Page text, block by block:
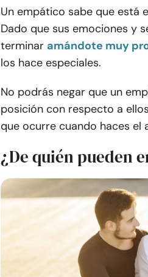
Un empático sabe que está
Dado que sus emociones y
terminar amándote muy
los hace especiales.
No podrás negar que un
posición con respecto a
que ocurre cuando haces el
¿De quién pueden